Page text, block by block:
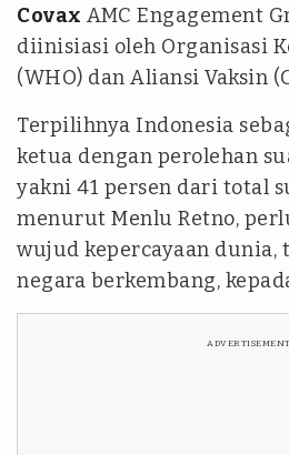
Covax AMC Engagement
diinisiasi oleh Organisasi
(WHO) dan Aliansi Vaksin
Terpilihnya Indonesia
ketua dengan perolehan
yakni 41 persen dari total
menurut Menlu Retno,
wujud kepercayaan dunia,
negara berkembang,
ADVERTISEMENT